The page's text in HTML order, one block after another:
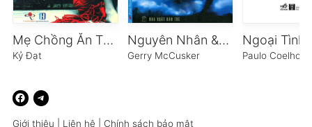
Mẹ Chồng Ăn Thịt Cả Nàng Dâu
Kỷ Đạt
Nguyên Nhân & Bài Học Từ Những Thất Bại PR Nổi Tiếng Thế Giới
Gerry McCusker
Ngoại Tình
Paulo Coelho
Giới thiệu Liên hệ Chính sách bảo mật